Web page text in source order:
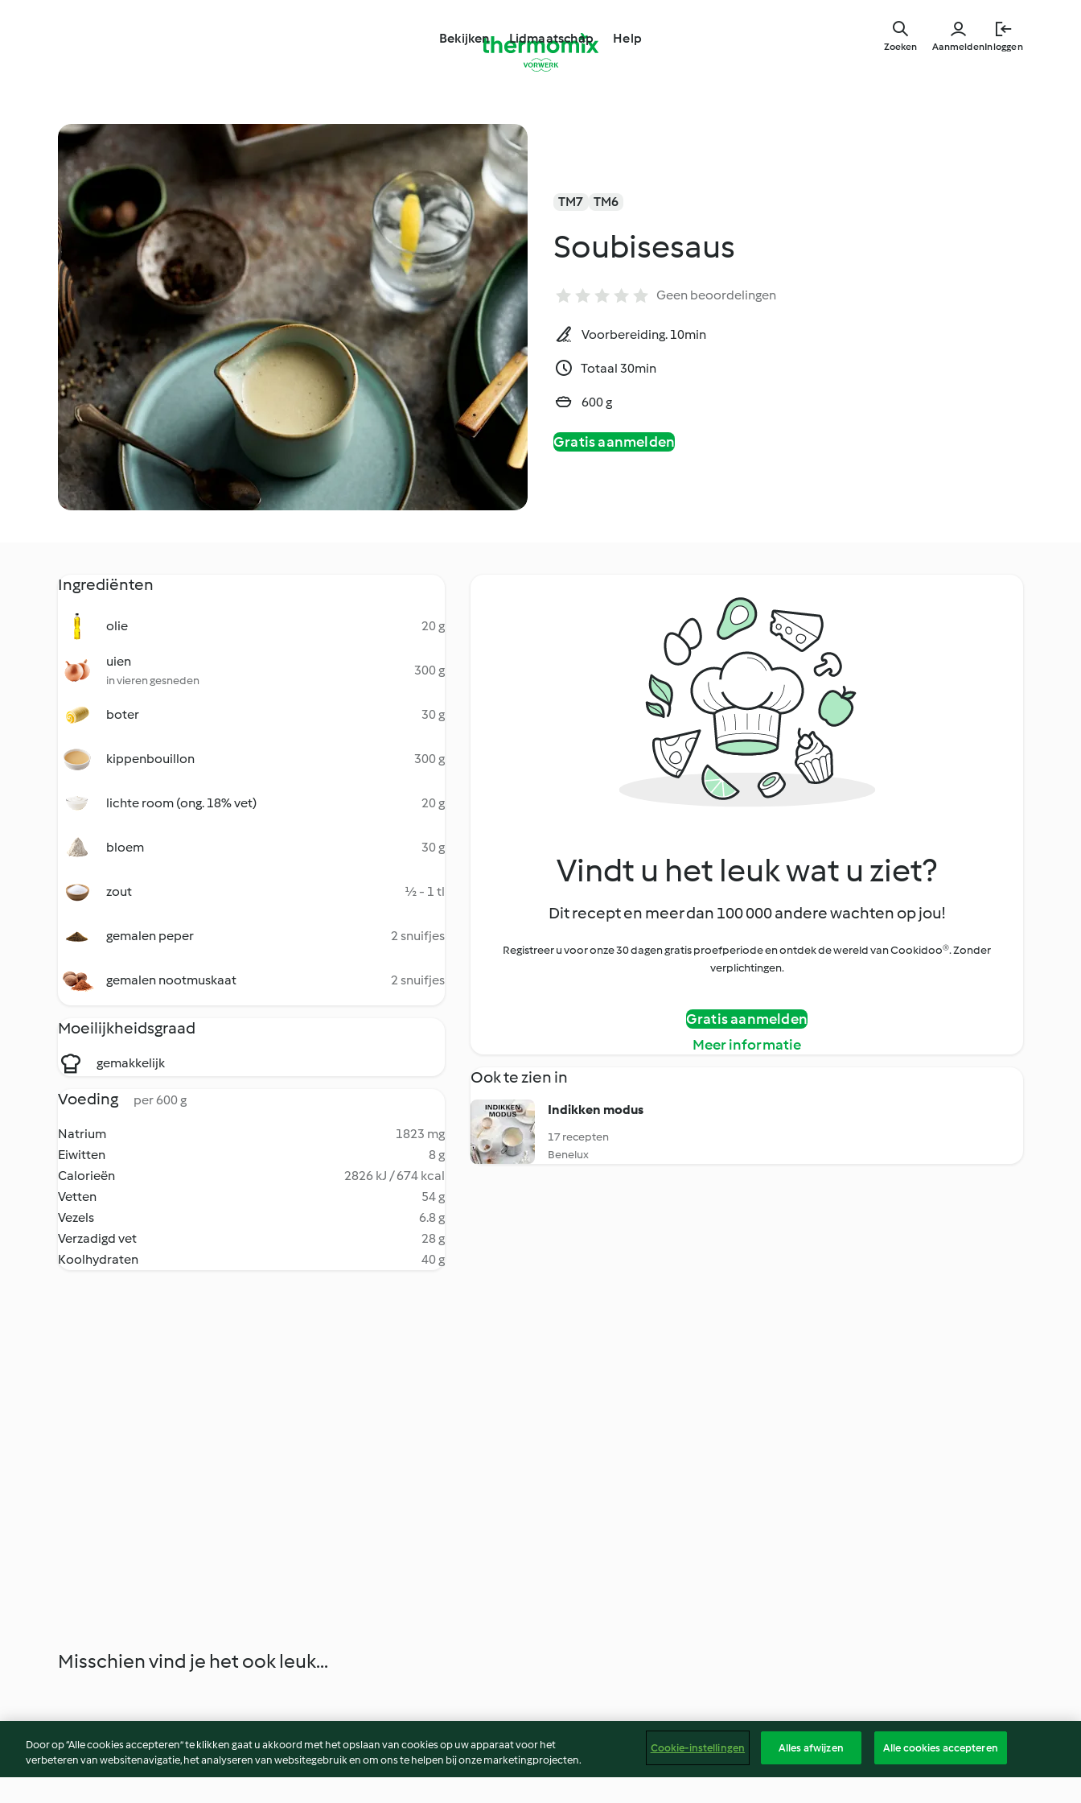
Bekijken Lidmaatschap Help
AanmeldenInloggen
Zoeken
TM7 TM6
Soubisesaus
Geen beoordelingen
Voorbereiding. 10min
Totaal 30min
600 g
Gratis aanmelden
Ingrediënten
olie 20 g
uien
in vieren gesneden
300 g
boter 30 g
kippenbouillon 300 g
lichte room (ong. 18% vet) 20 g
bloem 30 g
zout ½ - 1 tl
gemalen peper 2 snuifjes
gemalen nootmuskaat 2 snuifjes
Moeilijkheidsgraad
gemakkelijk
Voeding per 600 g
Natrium
1823 mg
Eiwitten
8 g
Calorieën
2826 kJ / 674 kcal
Vetten
54 g
Vezels
6.8 g
Verzadigd vet
28 g
Koolhydraten
40 g
Vindt u het leuk wat u ziet?
Dit recept en meer dan 100 000 andere wachten op jou!
Registreer u voor onze 30 dagen gratis proefperiode en ontdek de wereld van Cookidoo®. Zonder
verplichtingen.
Gratis aanmelden
Meer informatie
Ook te zien in
Indikken modus
17 recepten
Benelux
Misschien vind je het ook leuk...
Door op “Alle cookies accepteren” te klikken gaat u akkoord met het opslaan van cookies op uw apparaat voor het
verbeteren van websitenavigatie, het analyseren van websitegebruik en om ons te helpen bij onze marketingprojecten.
Cookie-instellingen Alles afwijzen Alle cookies accepteren